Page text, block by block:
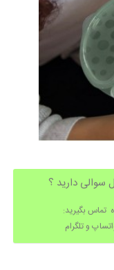
دارید ؟
تماس بگیرید: